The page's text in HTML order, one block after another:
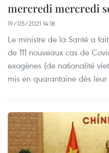
mercredi mercredi
19/05/2021 14:18
Le ministre de la Santé a
de 111 nouveaux cas de
exogènes (de nationalité
mis en quarantaine dès leur